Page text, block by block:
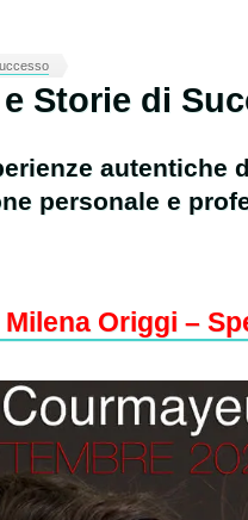
Storie di
autentiche
personale e
Origgi –